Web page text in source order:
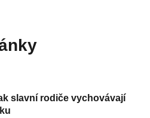
slavní rodiče vychovávají